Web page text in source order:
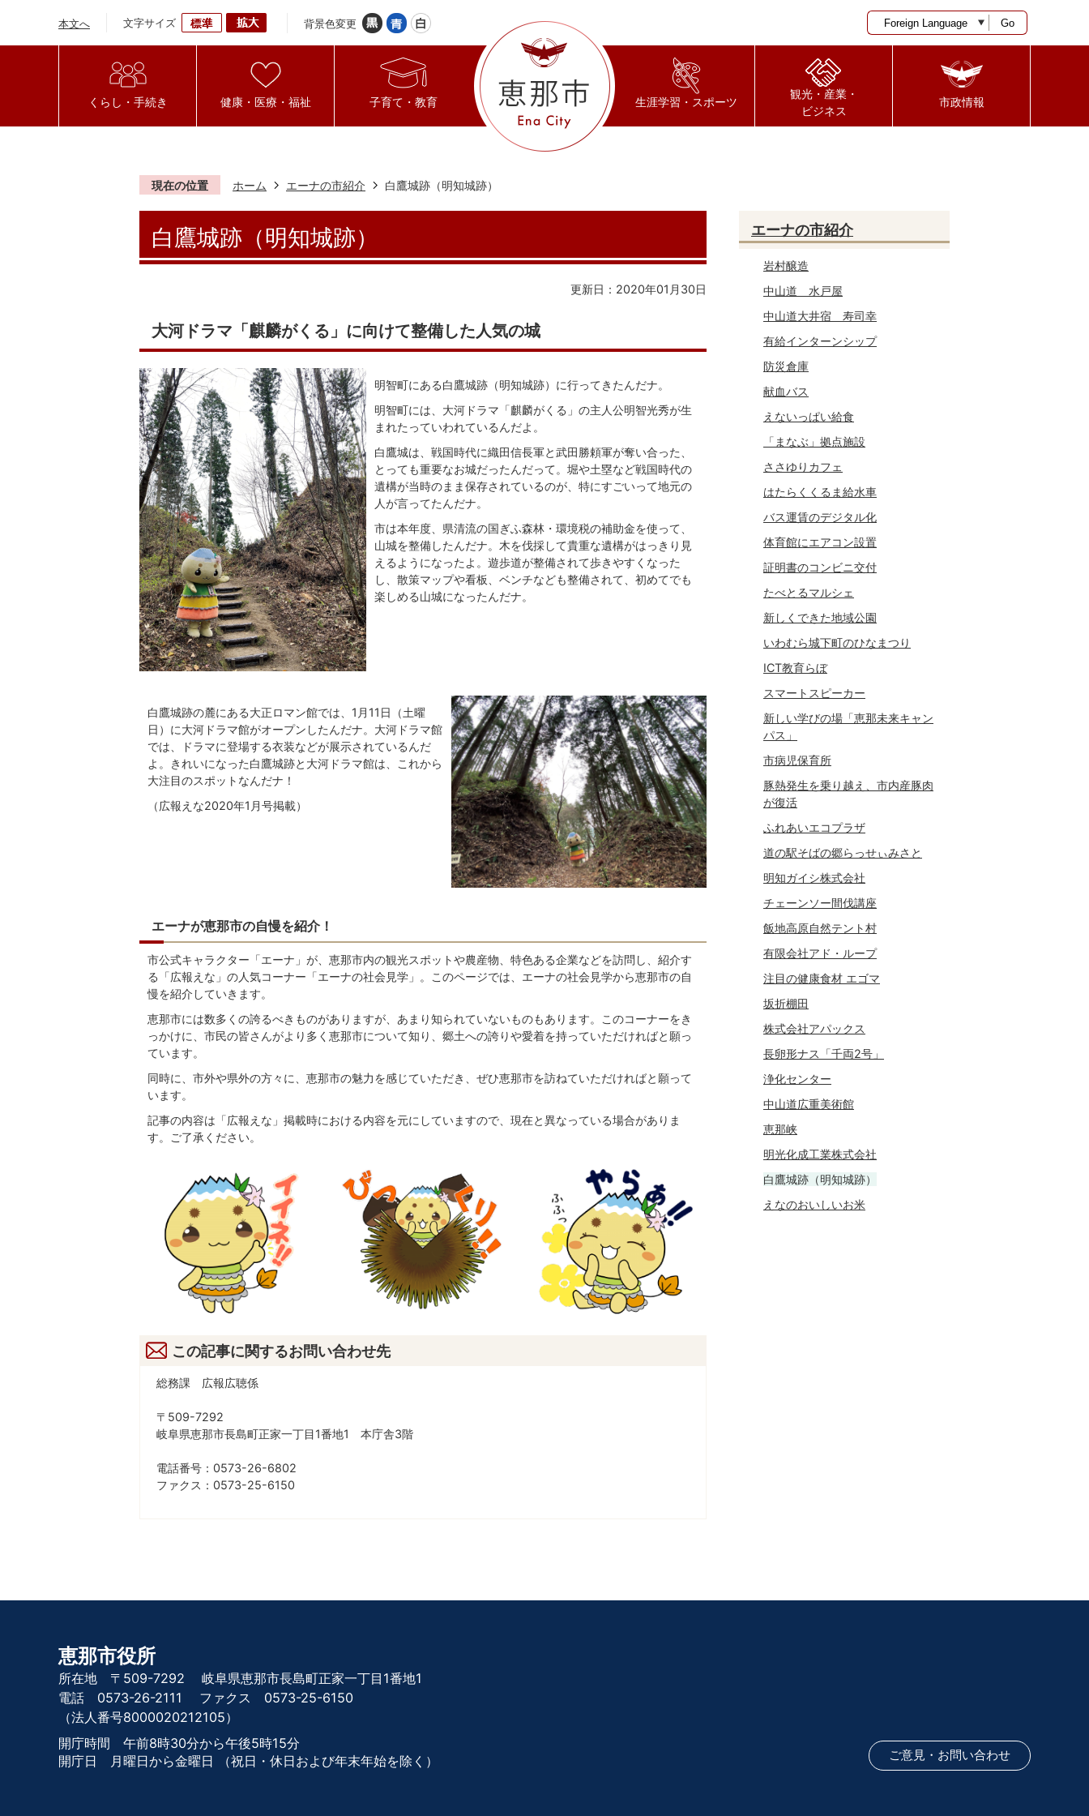
本文へ 文字サイズ 背景色変更 Go
くらし・手続き 健康・医療・福祉 子育て・教育 生涯学習・スポーツ
観光・産業・
ビジネス
市政情報
現在の位置 ホーム エーナの市紹介 白鷹城跡（明知城跡）
白鷹城跡（明知城跡）
更新日：2020年01月30日
大河ドラマ「麒麟がくる」に向けて整備した人気の城
明智町にある白鷹城跡（明知城跡）に行ってきたんだナ。
明智町には、大河ドラマ「麒麟がくる」の主人公明智光秀が生
まれたっていわれているんだよ。
白鷹城は、戦国時代に織田信長軍と武田勝頼軍が奪い合った、
とっても重要なお城だったんだって。堀や土塁など戦国時代の
遺構が当時のまま保存されているのが、特にすごいって地元の
人が言ってたんだナ。
市は本年度、県清流の国ぎふ森林・環境税の補助金を使って、
山城を整備したんだナ。木を伐採して貴重な遺構がはっきり見
えるようになったよ。遊歩道が整備されて歩きやすくなった
し、散策マップや看板、ベンチなども整備されて、初めてでも
楽しめる山城になったんだナ。
白鷹城跡の麓にある大正ロマン館では、1月11日（土曜
日）に大河ドラマ館がオープンしたんだナ。大河ドラマ館
では、ドラマに登場する衣装などが展示されているんだ
よ。きれいになった白鷹城跡と大河ドラマ館は、これから
大注目のスポットなんだナ！
（広報えな2020年1月号掲載）
エーナが恵那市の自慢を紹介！
市公式キャラクター「エーナ」が、恵那市内の観光スポットや農産物、特色ある企業などを訪問し、紹介す
る「広報えな」の人気コーナー「エーナの社会見学」。このページでは、エーナの社会見学から恵那市の自
慢を紹介していきます。
恵那市には数多くの誇るべきものがありますが、あまり知られていないものもあります。このコーナーをき
っかけに、市民の皆さんがより多く恵那市について知り、郷土への誇りや愛着を持っていただければと願っ
ています。
同時に、市外や県外の方々に、恵那市の魅力を感じていただき、ぜひ恵那市を訪ねていただければと願って
います。
記事の内容は「広報えな」掲載時における内容を元にしていますので、現在と異なっている場合がありま
す。ご了承ください。
この記事に関するお問い合わせ先
総務課 広報広聴係
〒509-7292
岐阜県恵那市長島町正家一丁目1番地1 本庁舎3階
電話番号：0573-26-6802
ファクス：0573-25-6150
エーナの市紹介
岩村醸造
中山道 水戸屋
中山道大井宿 寿司幸
有給インターンシップ
防災倉庫
献血バス
えないっぱい給食
「まなぶ」拠点施設
ささゆりカフェ
はたらくくるま給水車
バス運賃のデジタル化
体育館にエアコン設置
証明書のコンビニ交付
たべとるマルシェ
新しくできた地域公園
いわむら城下町のひなまつり
ICT教育らぼ
スマートスピーカー
新しい学びの場「恵那未来キャン
パス」
市病児保育所
豚熱発生を乗り越え、市内産豚肉
が復活
ふれあいエコプラザ
道の駅そばの郷らっせぃみさと
明知ガイシ株式会社
チェーンソー間伐講座
飯地高原自然テント村
有限会社アド・ループ
注目の健康食材 エゴマ
坂折棚田
株式会社アパックス
長卵形ナス「千両2号」
浄化センター
中山道広重美術館
恵那峡
明光化成工業株式会社
白鷹城跡（明知城跡）
えなのおいしいお米
恵那市役所
所在地 〒509-7292
岐阜県恵那市長島町正家一丁目1番地1
電話 0573-26-2111
ファクス 0573-25-6150
（法人番号8000020212105）
開庁時間 午前8時30分から午後5時15分
開庁日 月曜日から金曜日
（祝日・休日および年末年始を除く） ご意見・お問い合わせ